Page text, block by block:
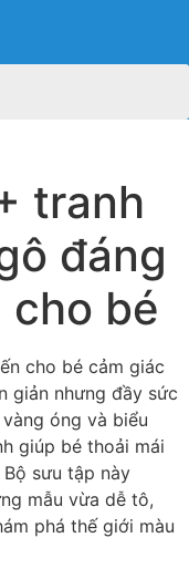
tranh
đáng
cho bé
cho bé cảm giác
giản nhưng đầy sức
óng và biểu
giúp bé thoải mái
sưu tập này
mẫu vừa dễ tô,
phá thế giới màu